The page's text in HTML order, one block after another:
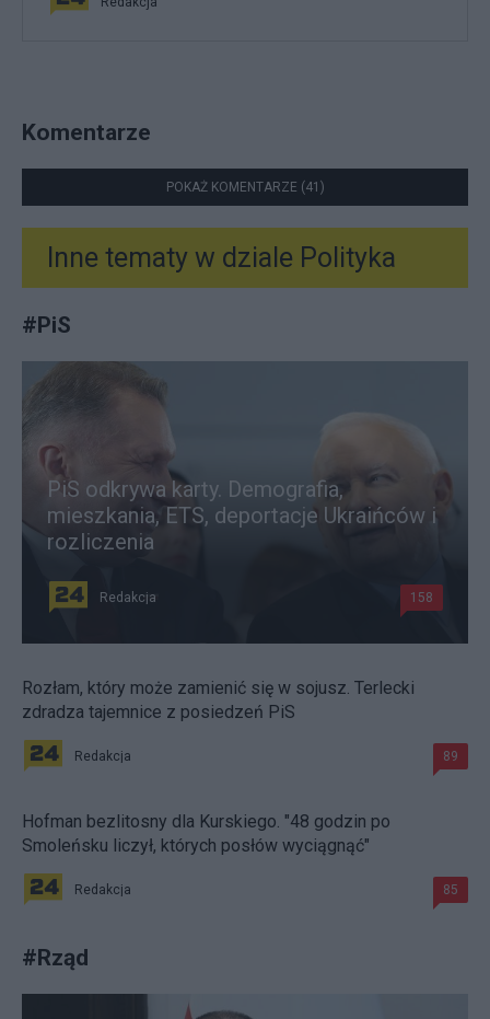
Komentarze
POKAŻ KOMENTARZE (41)
Inne tematy w dziale Polityka
#PiS
PiS odkrywa karty. Demografia,
mieszkania, ETS, deportacje Ukraińców i
rozliczenia
Redakcja 158
Rozłam, który może zamienić się w sojusz. Terlecki
zdradza tajemnice z posiedzeń PiS
Redakcja 89
Hofman bezlitosny dla Kurskiego. "48 godzin po
Smoleńsku liczył, których posłów wyciągnąć"
Redakcja 85
#Rząd